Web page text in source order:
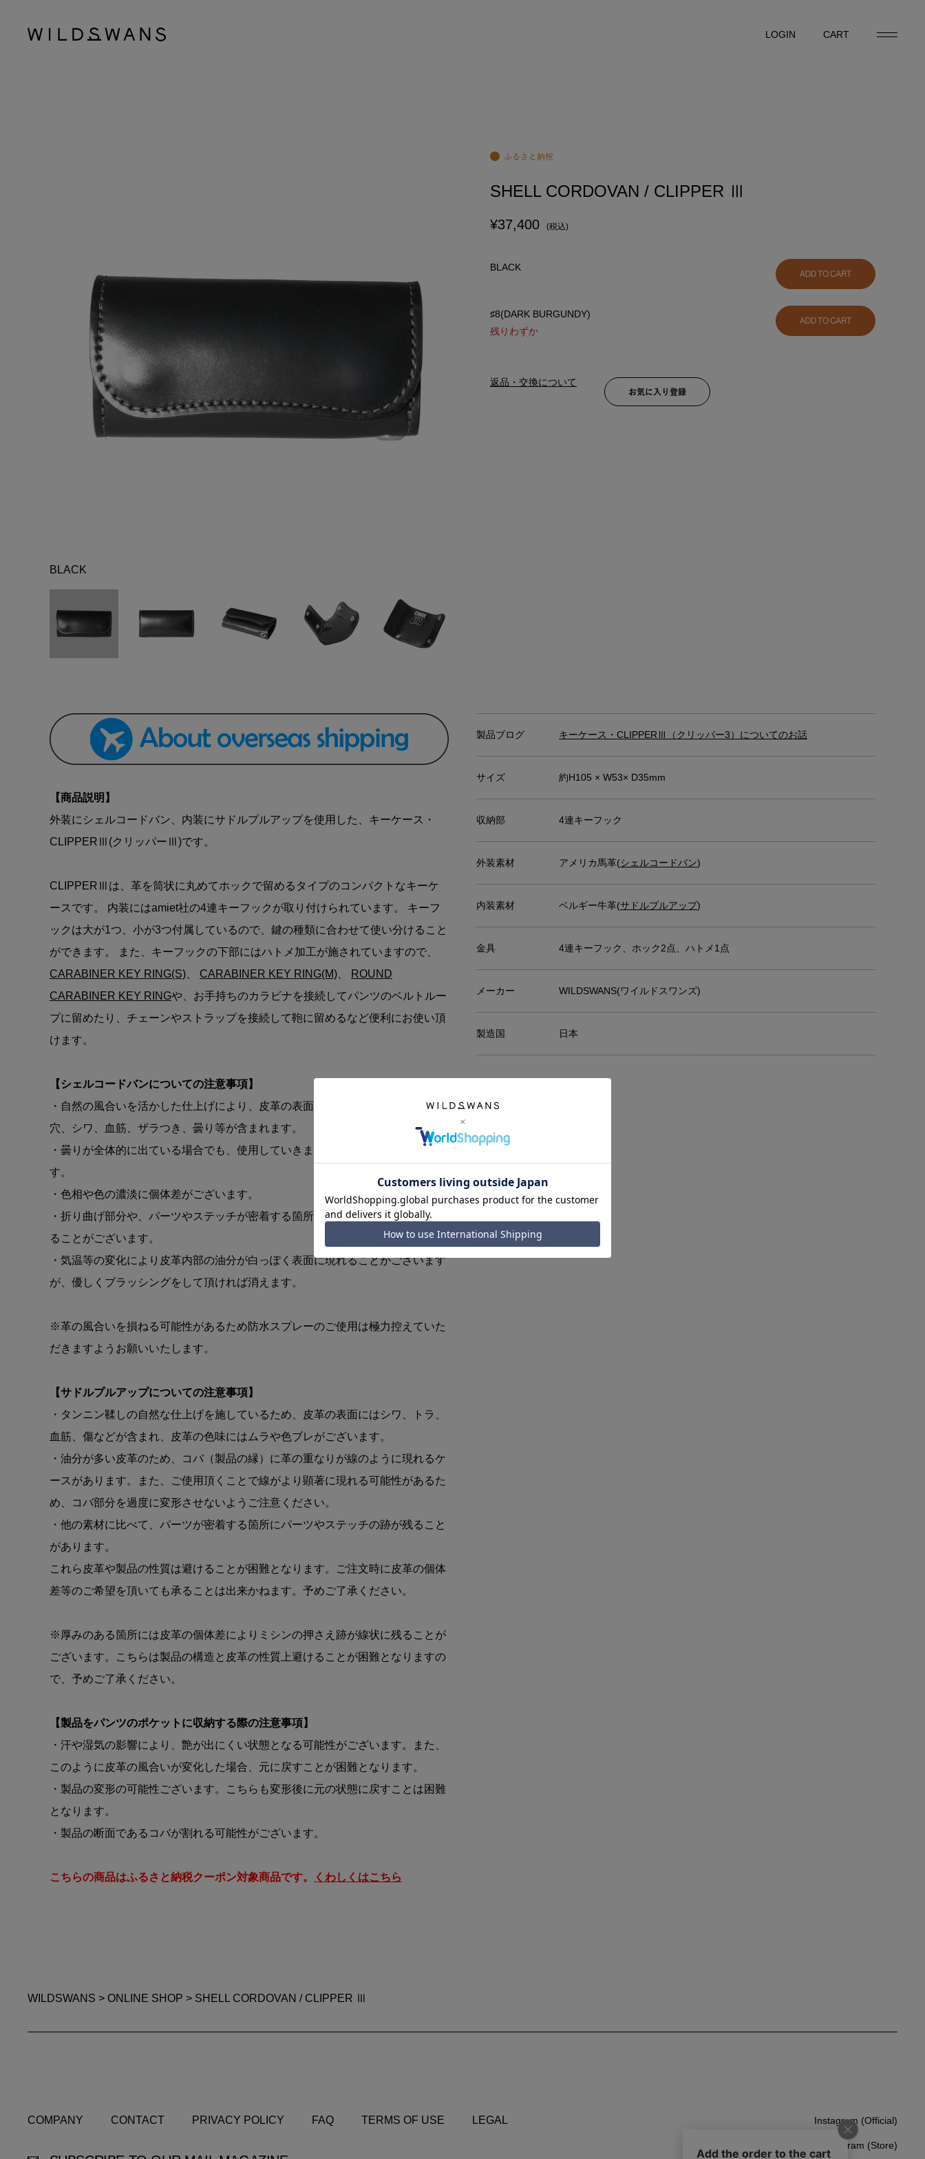
LOGIN
CART
BLACK
SHELL CORDOVAN / CLIPPER Ⅲ
¥37,400 (税込)
BLACK
♯8(DARK BURGUNDY)
残りわずか
返品・交換について
【商品説明】
外装にシェルコードバン、内装にサドルプルアップを使用した、キーケース・
CLIPPERⅢ(クリッパーⅢ)です。
CLIPPERⅢは、革を筒状に丸めてホックで留めるタイプのコンパクトなキーケ
ースです。 内装にはamiet社の4連キーフックが取り付けられています。 キーフ
ックは大が1つ、小が3つ付属しているので、鍵の種類に合わせて使い分けること
ができます。 また、キーフックの下部にはハトメ加工が施されていますので、
CARABINER KEY RING(S)
CARABINER KEY RING(M)
ROUND
CARABINER KEY RINGや、お手持ちのカラビナを接続してパンツのベルトルー
プに留めたり、チェーンやストラップを接続して鞄に留めるなど便利にお使い頂
けます。
【シェルコードバンについての注意事項】
・自然の風合いを活かした仕上げにより、皮革の表面には色ムラ、シミ、傷、毛
穴、シワ、血筋、ザラつき、曇り等が含まれます。
・曇りが全体的に出ている場合でも、使用していきますと少しずつ艶がでてきま
す。
・色相や色の濃淡に個体差がございます。
・折り曲げ部分や、パーツやステッチが密着する箇所にザラつきや色落ちが生じ
ることがございます。
・気温等の変化により皮革内部の油分が白っぽく表面に現れることがございます
が、優しくブラッシングをして頂ければ消えます。
※革の風合いを損ねる可能性があるため防水スプレーのご使用は極力控えていた
だきますようお願いいたします。
【サドルプルアップについての注意事項】
・タンニン鞣しの自然な仕上げを施しているため、皮革の表面にはシワ、トラ、
血筋、傷などが含まれ、皮革の色味にはムラや色ブレがございます。
・油分が多い皮革のため、コバ（製品の縁）に革の重なりが線のように現れるケ
ースがあります。また、ご使用頂くことで線がより顕著に現れる可能性があるた
め、コバ部分を過度に変形させないようご注意ください。
・他の素材に比べて、パーツが密着する箇所にパーツやステッチの跡が残ること
があります。
これら皮革や製品の性質は避けることが困難となります。ご注文時に皮革の個体
差等のご希望を頂いても承ることは出来かねます。予めご了承ください。
※厚みのある箇所には皮革の個体差によりミシンの押さえ跡が線状に残ることが
ございます。こちらは製品の構造と皮革の性質上避けることが困難となりますの
で、予めご了承ください。
【製品をパンツのポケットに収納する際の注意事項】
・汗や湿気の影響により、艶が出にくい状態となる可能性がございます。また、
このように皮革の風合いが変化した場合、元に戻すことが困難となります。
・製品の変形の可能性ございます。こちらも変形後に元の状態に戻すことは困難
となります。
・製品の断面であるコバが割れる可能性がございます。
こちらの商品はふるさと納税クーポン対象商品です。 くわしくはこちら
製品ブログ キーケース・CLIPPERⅢ（クリッパー3）についてのお話
サイズ 約H105 × W53× D35mm
収納部 4連キーフック
外装素材 アメリカ馬革(シェルコードバン)
内装素材 ベルギー牛革(サドルプルアップ)
金具 4連キーフック、ホック2点、ハトメ1点
メーカー WILDSWANS(ワイルドスワンズ)
製造国 日本
WILDSWANS > ONLINE SHOP > SHELL CORDOVAN / CLIPPER Ⅲ
COMPANY
CONTACT
PRIVACY POLICY
FAQ
TERMS OF USE
LEGAL
Instagram (Official)
Instagram (Official)
Instagram (Store)
Instagram (Store)